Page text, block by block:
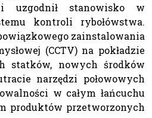
uzgodnił stanowisko w
kontroli rybołówstwa.
zainstalowania
(CCTV) na pokładzie
statków, nowych środków
narzędzi połowowych
w całym łańcuchu
produktów przetworzonych